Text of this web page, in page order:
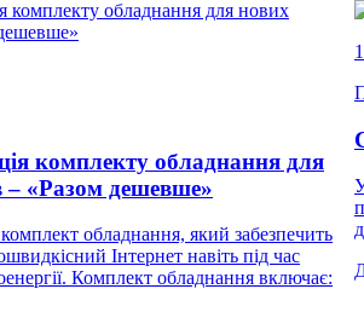
комплекту обладнання для
– «Разом дешевше»
обладнання, який забезпечить
Інтернет навіть під час
Комплект обладнання включає: